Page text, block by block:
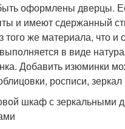
оформлены дверцы.
и имеют сдержанный
того же материала, что
в виде
Добавить изюминки
росписи, зеркал
шкаф с зеркальными